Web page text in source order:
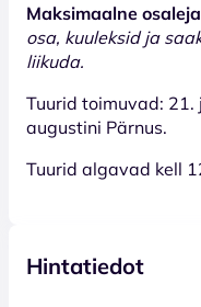
Maksimaalne
osa, kuuleksid ja
liikuda.
Tuurid toimuvad: 21.
augustini Pärnus.
Tuurid algavad kell
Hintatiedot